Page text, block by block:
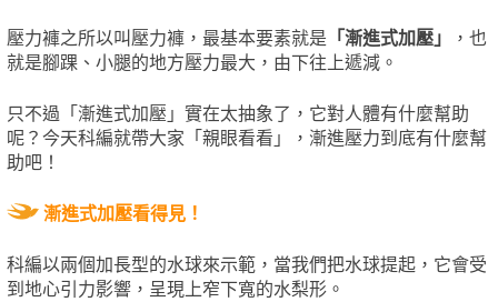
壓力褲之所以叫壓力褲，最基本要素就是 「漸進式加壓」
，也
就是腳踝、小腿的地方壓力最大，由下往上遞減。
只不過「漸進式加壓」實在太抽象了，它對人體有什麼幫助
呢？今天科編就帶大家「親眼看看」，漸進壓力到底有什麼幫
助吧！
漸進式加壓看得見！
科編以兩個加長型的水球來示範，當我們把水球提起，它會受
到地心引力影響，呈現上窄下寬的水梨形。